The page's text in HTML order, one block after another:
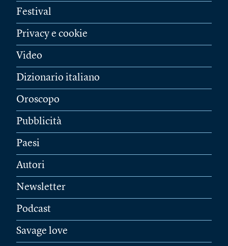
Festival
Privacy e cookie
Video
Dizionario italiano
Oroscopo
Pubblicità
Paesi
Autori
Newsletter
Podcast
Savage love